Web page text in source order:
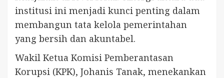
institusi ini menjadi kunci penting dalam
membangun tata kelola pemerintahan
yang bersih dan akuntabel.
Wakil Ketua Komisi Pemberantasan
Korupsi (KPK), Johanis Tanak, menekankan